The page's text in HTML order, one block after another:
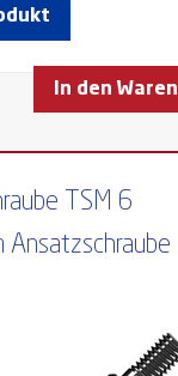
In den
TSM 6